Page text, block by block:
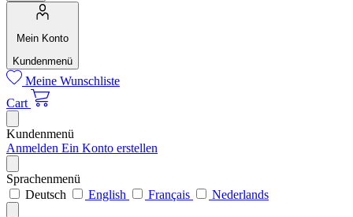
Mein Konto
Kundenmenü
Meine Wunschliste
Cart
Kundenmenü
Anmelden Ein Konto erstellen
Sprachenmenü
Deutsch
English Français Nederlands